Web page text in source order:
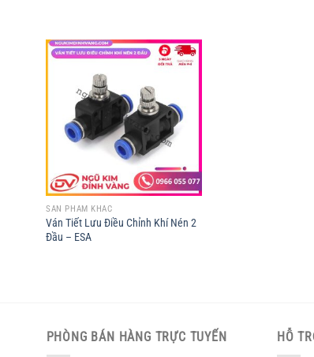
SẢN PHẨM KHÁC
Ván Tiết Lưu Điều Chỉnh Khí Nén 2
Đầu – ESA
PHÒNG BÁN HÀNG TRỰC TUYẾN HỖ